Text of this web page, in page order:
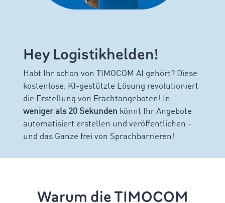
Hey Logistikhelden!
Habt Ihr schon von TIMOCOM AI gehört? Diese
kostenlose, KI-gestützte Lösung revolutioniert
die Erstellung von Frachtangeboten! In
weniger als 20 Sekunden könnt Ihr Angebote
automatisiert erstellen und veröffentlichen -
und das Ganze frei von Sprachbarrieren!
Warum die TIMOCOM